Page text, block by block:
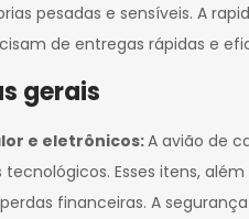
pesadas e sensíveis. A
de entregas rápidas e
gerais
e eletrônicos:A avião de
tecnológicos. Esses itens,
financeiras. A